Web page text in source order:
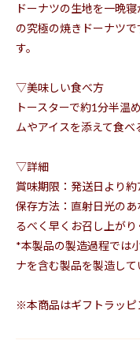
ドーナツの生地を一晩
の究極の焼きドーナツ
す。
▽美味しい食べ方
トースターで約1分半温
ムやアイスを添えて食べ
▽詳細
賞味期限：発送日より約
保存方法：直射日光の
るべく早くお召し上がり
*本製品の製造過程では
ナを含む製品を製造して
※本商品はギフトラッピ